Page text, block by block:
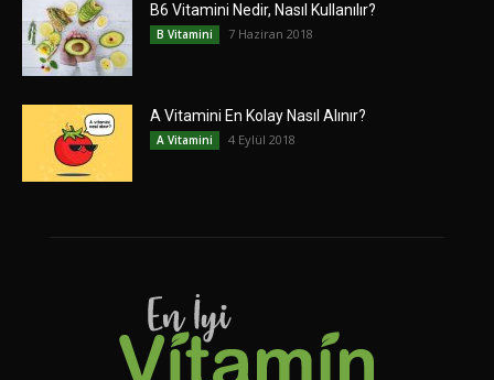
B6 Vitamini Nedir, Nasıl Kullanılır?
B Vitamini 7 Haziran 2018
A Vitamini En Kolay Nasıl Alınır?
A Vitamini 4 Eylül 2018